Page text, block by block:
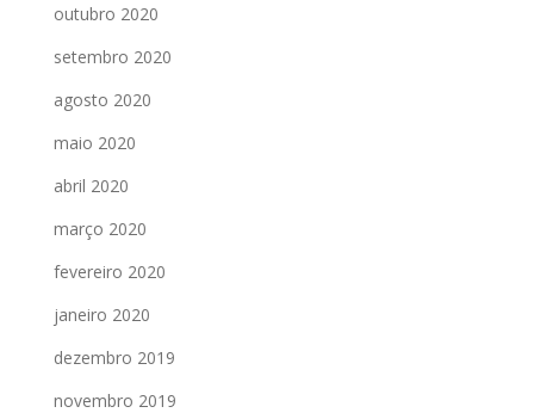
outubro 2020
setembro 2020
agosto 2020
maio 2020
abril 2020
março 2020
fevereiro 2020
janeiro 2020
dezembro 2019
novembro 2019